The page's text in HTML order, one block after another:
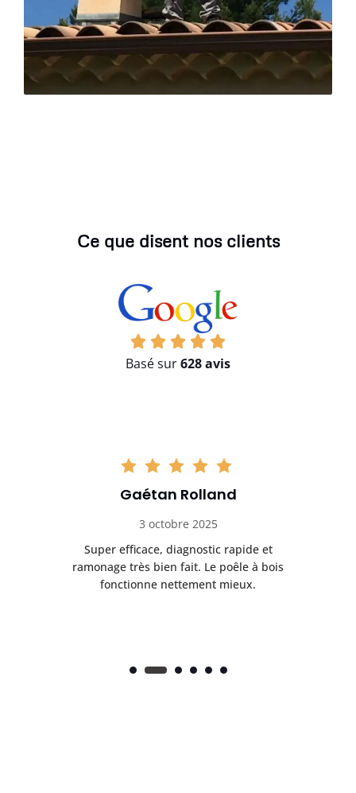
Ce que disent nos clients
Basé sur628 avis
Gaétan Rolland
3 octobre 2025
Super efficace, diagnostic rapide et
ramonage très bien fait. Le poêle à bois
fonctionne nettement mieux.